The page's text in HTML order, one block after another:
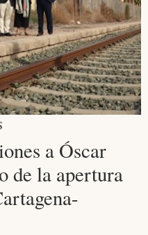
a Óscar
de la apertura